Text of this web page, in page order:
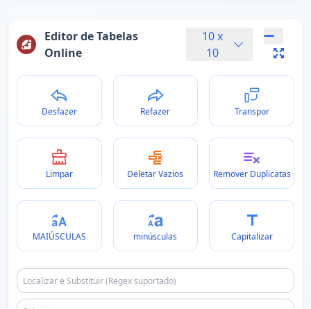
Editor de Tabelas
Online
10x
10
Desfazer Refazer Transpor
Limpar Deletar Vazios Remover Duplicatas
MAIÚSCULAS minúsculas Capitalizar